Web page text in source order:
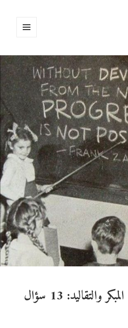
عن القهر والزواج المبكر والتقاليد: 13 سؤال